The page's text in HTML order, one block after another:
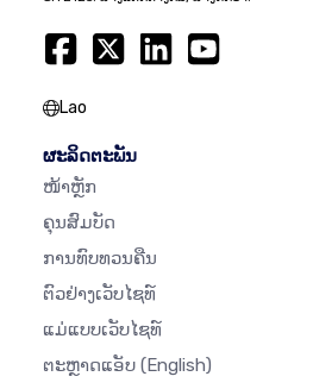
Lao
ຜະລິດຕະພັນ
ໜ້າຫຼັກ
ຄຸນສົມບັດ
ການທົບທວນຄືນ
ຕົວຢ່າງເວັບໄຊທ໌
ແມ່ແບບເວັບໄຊທ໌
ຕະຫຼາດແອັບ (English)